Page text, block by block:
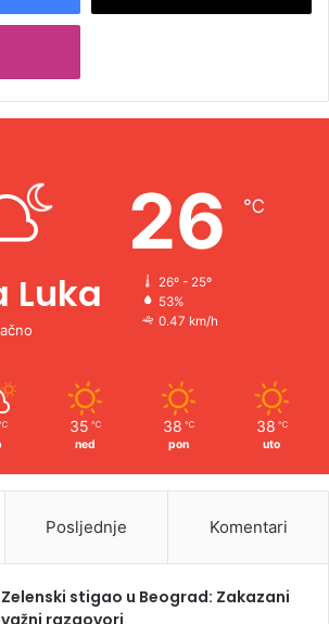
Luka
26 ℃
26º - 25º
53%
0.47 km/h
35 ℃
ned
38 ℃
pon
38 ℃
uto
Posljednje Komentari
Zelenski stigao u Beograd: Zakazani